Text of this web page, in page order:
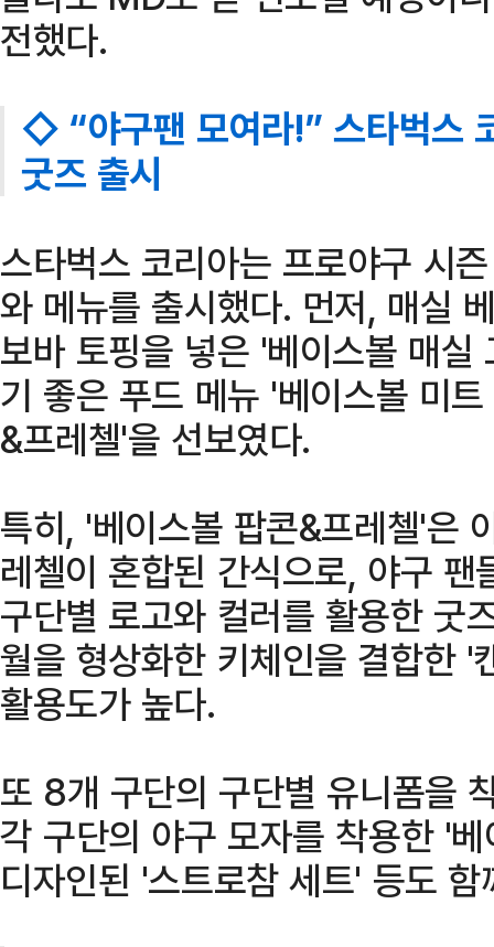
전했다.
◇ “야구팬 모여라!” 스타벅스
굿즈 출시
스타벅스 코리아는 프로야구 시
와 메뉴를 출시했다. 먼저, 매실
보바 토핑을 넣은 '베이스볼 매
기 좋은 푸드 메뉴 '베이스볼 미
&프레첼'을 선보였다.
특히, '베이스볼 팝콘&프레첼'은
레첼이 혼합된 간식으로, 야구
구단별 로고와 컬러를 활용한 굿
월을 형상화한 키체인을 결합한 '
활용도가 높다.
또 8개 구단의 구단별 유니폼을
각 구단의 야구 모자를 착용한 '
디자인된 '스트로참 세트' 등도